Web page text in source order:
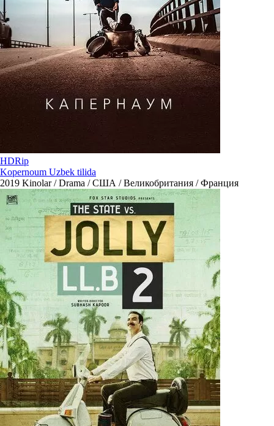
HDRip
Kopernoum Uzbek tilida
2019 Kinolar / Drama / США / Великобритания / Франция